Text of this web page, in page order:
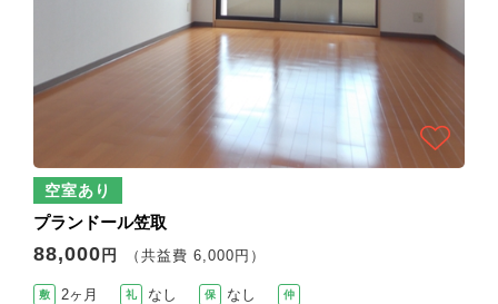
空室あり
プランドール笠取
88,000 円 （共益費 6,000円）
敷 2ヶ月 礼 なし 保 なし 仲